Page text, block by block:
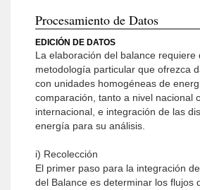
Procesamiento de Datos
EDICIÓN DE DATOS
La elaboración del balance requiere
metodología particular que ofrezca
con unidades homogéneas de
comparación, tanto a nivel nacional
internacional, e integración de las
energía para su análisis.
i) Recolección
El primer paso para la integración
del Balance es determinar los flujos